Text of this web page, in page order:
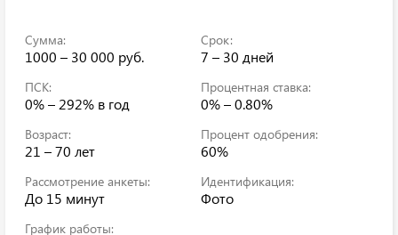
Сумма:
1000 – 30 000 руб.
Срок:
7 – 30 дней
ПСК:
0% – 292% в год
Процентная ставка:
0% – 0.80%
Возраст:
21 – 70 лет
Процент одобрения:
60%
Рассмотрение анкеты:
До 15 минут
Идентификация:
Фото
График работы: